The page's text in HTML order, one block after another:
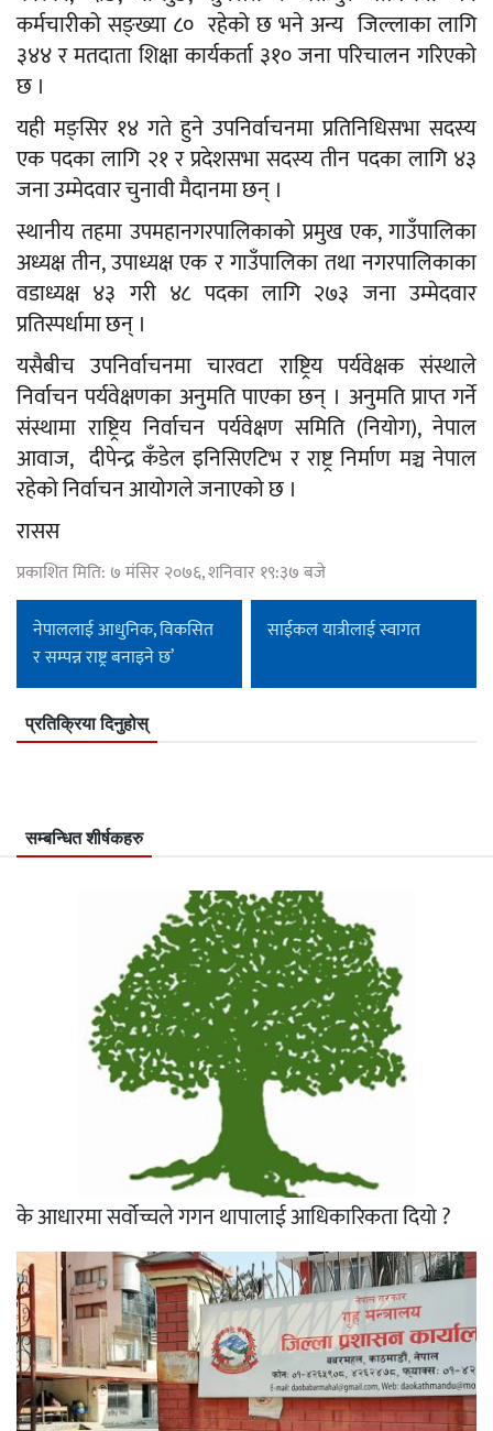
कर्मचारीको सङ्ख्या ८० रहेको छ भने अन्य जिल्लाका लागि
३४४ र मतदाता शिक्षा कार्यकर्ता ३१० जना परिचालन गरिएको
छ ।
यही मङ्सिर १४ गते हुने उपनिर्वाचनमा प्रतिनिधिसभा सदस्य
एक पदका लागि २१ र प्रदेशसभा सदस्य तीन पदका लागि ४३
जना उम्मेदवार चुनावी मैदानमा छन् ।
स्थानीय तहमा उपमहानगरपालिकाको प्रमुख एक, गाउँपालिका
अध्यक्ष तीन, उपाध्यक्ष एक र गाउँपालिका तथा नगरपालिकाका
वडाध्यक्ष ४३ गरी ४८ पदका लागि २७३ जना उम्मेदवार
प्रतिस्पर्धामा छन् ।
यसैबीच उपनिर्वाचनमा चारवटा राष्ट्रिय पर्यवेक्षक संस्थाले
निर्वाचन पर्यवेक्षणका अनुमति पाएका छन् । अनुमति प्राप्त गर्ने
संस्थामा राष्ट्रिय निर्वाचन पर्यवेक्षण समिति (नियोग), नेपाल
आवाज, दीपेन्द्र कँडेल इनिसिएटिभ र राष्ट्र निर्माण मञ्च नेपाल
रहेको निर्वाचन आयोगले जनाएको छ ।
रासस
प्रकाशित मिति: ७ मंसिर २०७६, शनिवार १९:३७ बजे
नेपाललाई आधुनिक, विकसित
र सम्पन्न राष्ट्र बनाइने छ’
साईकल यात्रीलाई स्वागत
प्रतिक्रिया दिनुहोस्
सम्बन्धित शीर्षकहरु
के आधारमा सर्वोच्चले गगन थापालाई आधिकारिकता दियो ?